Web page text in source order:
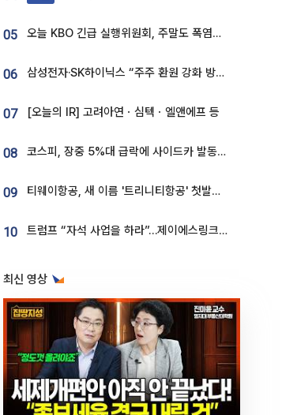
05 오늘 KBO 긴급 실행위원회, 주말도 폭염취소 될까
06 삼성전자·SK하이닉스 “주주 환원 강화 방안 마련”
07 [오늘의 IR] 고려아연ㆍ심텍ㆍ엘앤에프 등
08 코스피, 장중 5%대 급락에 사이드카 발동…삼성·SK 동반 폭락
09 티웨이항공, 새 이름 '트리니티항공' 첫발…SSC 전략 본격화
10 트럼프 “자석 사업을 하라”…제이에스링크, 비중국 영구자석 공급망 구축 속도
최신 영상